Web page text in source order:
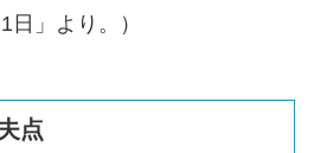
」より。）
点